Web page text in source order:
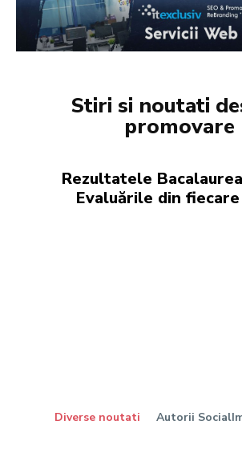
Stiri si noutati
promovare
Rezultatele
Evaluările din
Diverse noutati Autorii